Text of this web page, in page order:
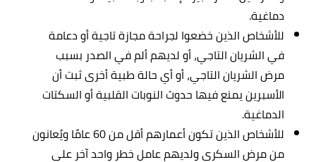
دماغية.
للأشخاص الذين خضعوا لجراحة مجازة تاجية أو دعامة
في الشريان التاجي، أو لديهم ألم في الصدر بسبب
مرض الشريان التاجي، أو أي حالة طبية أخرى ثبت أن
الأسبرين يمنع فيها حدوث النوبات القلبية أو السكتات
الدماغية.
للأشخاص الذين تكون أعمارهم أقل من 60 عامًا ويُعانون
من مرض السكري ولديهم عامل خطر واحد آخر على